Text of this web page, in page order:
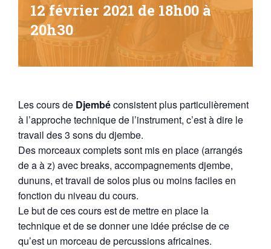
12 février 2021 de 18h00 à
20h30
Les cours de Djembéconsistent plus particulièrement
à l’approche technique de l’instrument, c’est à dire le
travail des 3 sons du djembe.
Des morceaux complets sont mis en place (arrangés
de a à z) avec breaks, accompagnements djembe,
dununs, et travail de solos plus ou moins faciles en
fonction du niveau du cours.
Le but de ces cours est de mettre en place la
technique et de se donner une idée précise de ce
qu’est un morceau de percussions africaines.